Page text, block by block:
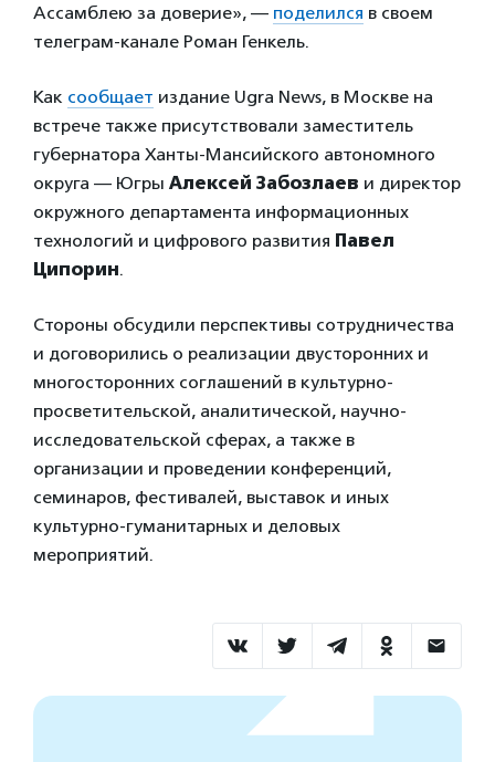
Ассамблею за доверие», — поделился в своем
телеграм-канале Роман Генкель.
Как сообщает издание Ugra News, в Москве на
встрече также присутствовали заместитель
губернатора Ханты-Мансийского автономного
округа — Югры Алексей Забозлаев и директор
окружного департамента информационных
технологий и цифрового развития Павел
Ципорин.
Стороны обсудили перспективы сотрудничества
и договорились о реализации двусторонних и
многосторонних соглашений в культурно-
просветительской, аналитической, научно-
исследовательской сферах, а также в
организации и проведении конференций,
семинаров, фестивалей, выставок и иных
культурно-гуманитарных и деловых
мероприятий.